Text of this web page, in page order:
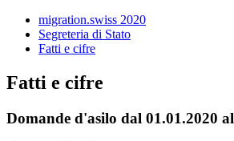
migration.swiss 2020
Segreteria di Stato
Fatti e cifre
Fatti e cifre
Domande d'asilo dal 01.01.2020